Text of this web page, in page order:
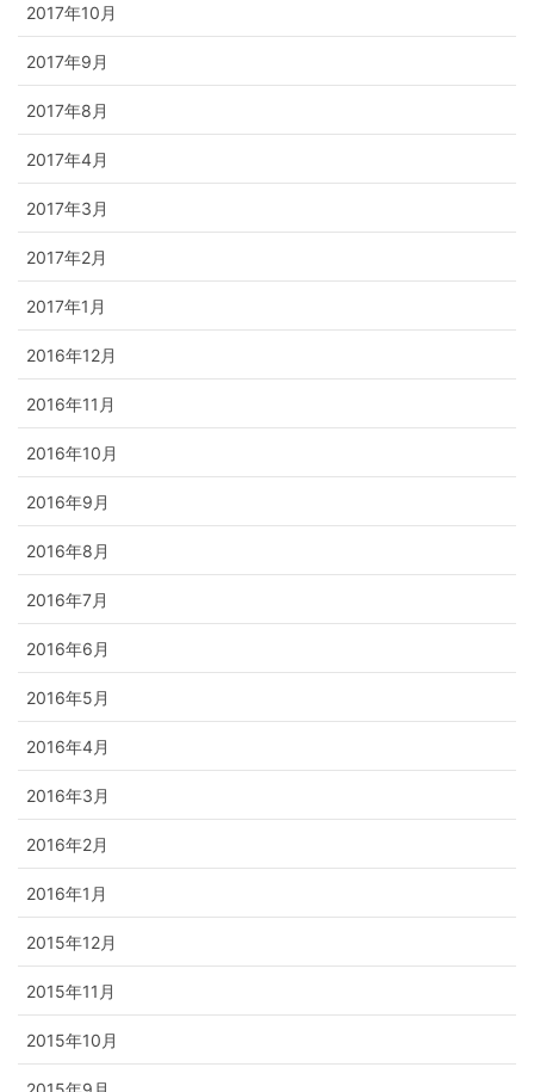
2017年10月
2017年9月
2017年8月
2017年4月
2017年3月
2017年2月
2017年1月
2016年12月
2016年11月
2016年10月
2016年9月
2016年8月
2016年7月
2016年6月
2016年5月
2016年4月
2016年3月
2016年2月
2016年1月
2015年12月
2015年11月
2015年10月